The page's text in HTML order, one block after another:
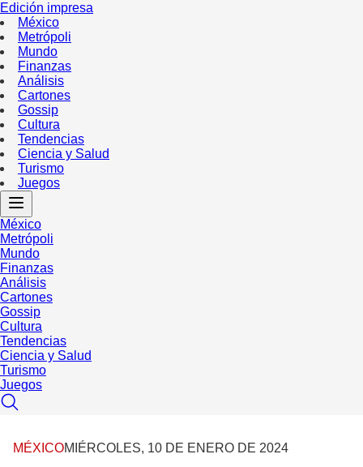
Edición impresa
México
Metrópoli
Mundo
Finanzas
Análisis
Cartones
Gossip
Cultura
Tendencias
Ciencia y Salud
Turismo
Juegos
México
Metrópoli
Mundo
Finanzas
Análisis
Cartones
Gossip
Cultura
Tendencias
Ciencia y Salud
Turismo
Juegos
MÉXICOMIÉRCOLES, 10 DE ENERO DE 2024